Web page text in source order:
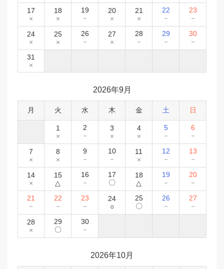
17
×
18
×
19
－
20
×
21
×
22
－
23
－
24
×
25
×
26
－
27
×
28
－
29
－
30
－
31
×
2026年9月
月 火 水 木 金 土 日
1
×
2
－
3
×
4
×
5
－
6
－
7
×
8
×
9
－
10
－
11
×
12
－
13
－
14
×
15
△
16
－
17
〇
18
△
19
－
20
－
21
－
22
－
23
－
24
○
25
〇
26
－
27
－
28
×
29
〇
30
－
2026年10月